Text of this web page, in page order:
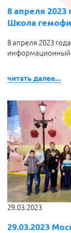
8 апреля
Школа
8 апреля 2023
информационный
читать далее...
29.03.2023
29.03.2023